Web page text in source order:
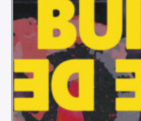
VB FRIESLAND
VB WEST-FRIESLAND
ZWARTE MUGGEN
WERKGROEP ARBEID